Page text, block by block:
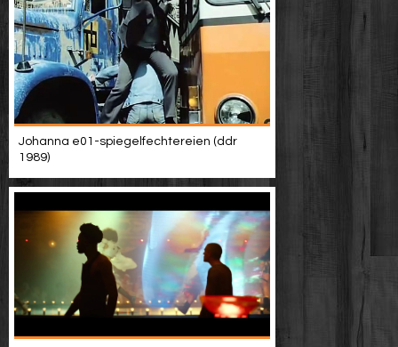
Johanna e01-spiegelfechtereien (ddr
1989)